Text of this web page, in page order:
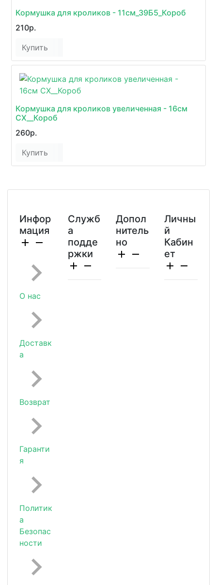
Кормушка для кроликов - 11см_39Б5_Короб
210р.
Купить
Кормушка для кроликов увеличенная - 16см
СХ__Короб
260р.
Купить
Инфор
мация
О нас
Доставк
а
Возврат
Гаранти
я
Политик
а
Безопас
ности
Служб
а
подде
ржки
Допол
нитель
но
Личны
й
Кабин
ет